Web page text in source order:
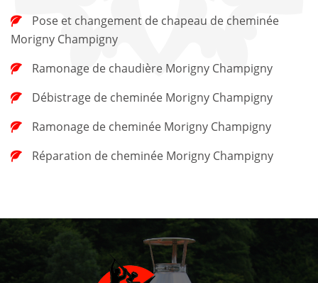
Morigny Champigny
Ramonage de chaudière Morigny Champigny
Débistrage de cheminée Morigny Champigny
Ramonage de cheminée Morigny Champigny
Réparation de cheminée Morigny Champigny